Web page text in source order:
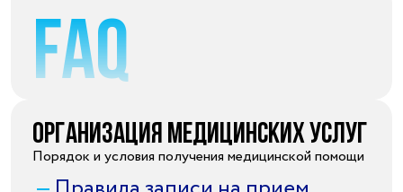
Версия для слабовидящих
FAQ
Организация медицинских услуг
Порядок и условия получения медицинской помощи